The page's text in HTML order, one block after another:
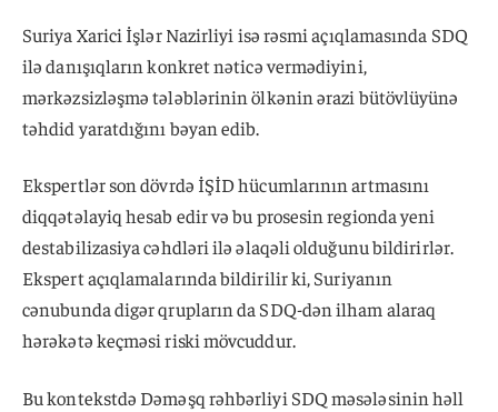
Suriya Xarici İşlər Nazirliyi isə rəsmi açıqlamasında SDQ
ilə danışıqların konkret nəticə vermədiyini,
mərkəzsizləşmə tələblərinin ölkənin ərazi bütövlüyünə
təhdid yaratdığını bəyan edib.
Ekspertlər son dövrdə İŞİD hücumlarının artmasını
diqqətəlayiq hesab edir və bu prosesin regionda yeni
destabilizasiya cəhdləri ilə əlaqəli olduğunu bildirirlər.
Ekspert açıqlamalarında bildirilir ki, Suriyanın
cənubunda digər qrupların da SDQ-dən ilham alaraq
hərəkətə keçməsi riski mövcuddur.
Bu kontekstdə Dəməşq rəhbərliyi SDQ məsələsinin həll